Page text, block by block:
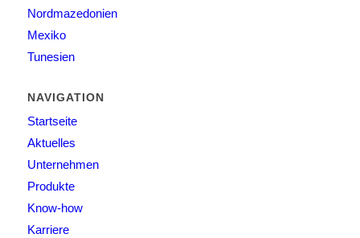
Nordmazedonien
Mexiko
Tunesien
NAVIGATION
Startseite
Aktuelles
Unternehmen
Produkte
Know-how
Karriere